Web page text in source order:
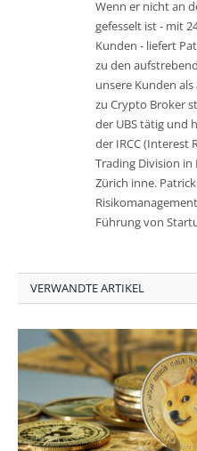
Wenn er nicht an
gefesselt ist - mit
Kunden - liefert
zu den
unsere Kunden
zu Crypto Broker
der UBS tätig und
der IRCC (Interest
Trading Division in
Zürich inne.
Führung von
VERWANDTE ARTIKEL